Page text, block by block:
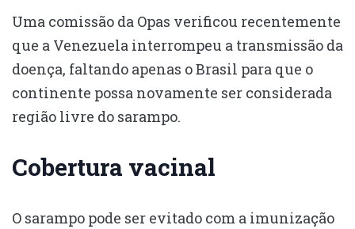
Uma comissão da Opas verificou recentemente
que a Venezuela interrompeu a transmissão da
doença, faltando apenas o Brasil para que o
continente possa novamente ser considerada
região livre do sarampo.
Cobertura vacinal
O sarampo pode ser evitado com a imunização